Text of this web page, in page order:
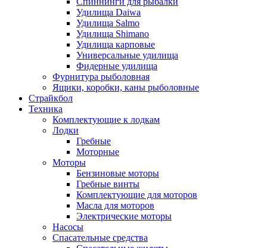
Удилища Daiwa
Удилища Salmo
Удилища Shimano
Удилища карповые
Универсальные удилища
Фидерные удилища
Фурнитура рыболовная
Ящики, коробки, каны рыболовные
Страйкбол
Техника
Комплектующие к лодкам
Лодки
Гребные
Моторные
Моторы
Бензиновые моторы
Гребные винты
Комплектующие для моторов
Масла для моторов
Электрические моторы
Насосы
Спасательные средства